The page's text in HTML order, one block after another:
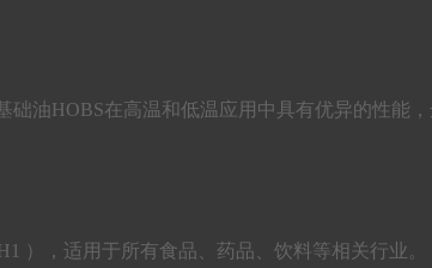
油HOBS在高温和低温应用中具有优异的性能，
），适用于所有食品、药品、饮料等相关行业。